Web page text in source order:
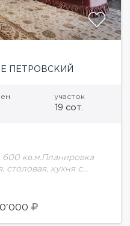
ПЕТРОВСКИЙ
участок
19 сот.
600 кв.м.Планировка
столовая, кухня с